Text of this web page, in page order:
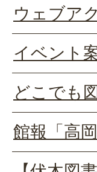
ウェブア
イベント
どこでも
館報「高